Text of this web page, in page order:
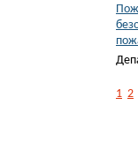
1 2